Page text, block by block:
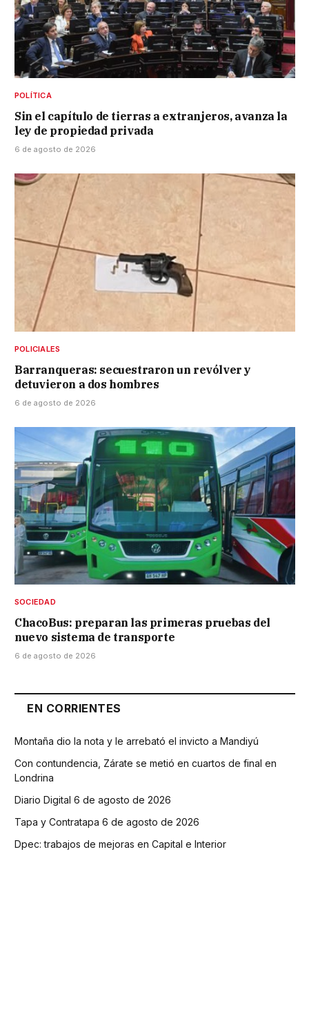
POLÍTICA
Sin el capítulo de tierras a extranjeros, avanza la
ley de propiedad privada
6 de agosto de 2026
POLICIALES
Barranqueras: secuestraron un revólver y
detuvieron a dos hombres
6 de agosto de 2026
SOCIEDAD
ChacoBus: preparan las primeras pruebas del
nuevo sistema de transporte
6 de agosto de 2026
EN CORRIENTES
Montaña dio la nota y le arrebató el invicto a Mandiyú
Con contundencia, Zárate se metió en cuartos de final en
Londrina
Diario Digital 6 de agosto de 2026
Tapa y Contratapa 6 de agosto de 2026
Dpec: trabajos de mejoras en Capital e Interior